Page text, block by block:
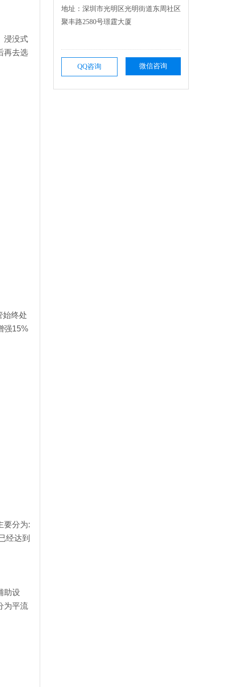
浸没式
再去选
始终处
强15%
要分为:
经达到
助设
为平流
地址：深圳市光明区光明街道东周社区
聚丰路2580号璟霆大厦
QQ咨询 微信咨询